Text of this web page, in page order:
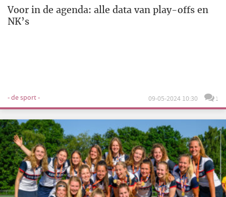
Voor in de agenda: alle data van play-offs en
NK’s
- de sport - 09-05-2024 10:30 1